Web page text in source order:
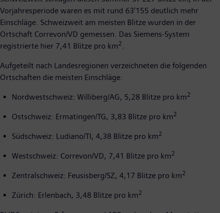
Vorjahresperiode waren es mit rund 63'155 deutlich mehr
Einschläge. Schweizweit am meisten Blitze wurden in der
Ortschaft Correvon/VD gemessen. Das Siemens-System
registrierte hier 7,41 Blitze pro km2.
Aufgeteilt nach Landesregionen verzeichneten die folgenden
Ortschaften die meisten Einschläge:
Nordwestschweiz: Williberg/AG, 5,28 Blitze pro km2
Ostschweiz: Ermatingen/TG, 3,83 Blitze pro km2
Südschweiz: Ludiano/TI, 4,38 Blitze pro km2
Westschweiz: Correvon/VD, 7,41 Blitze pro km2
Zentralschweiz: Feusisberg/SZ, 4,17 Blitze pro km2
Zürich: Erlenbach, 3,48 Blitze pro km2